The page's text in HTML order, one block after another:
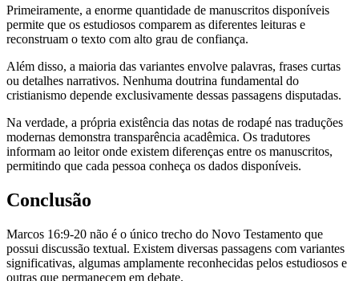
Primeiramente, a enorme quantidade de manuscritos disponíveis
permite que os estudiosos comparem as diferentes leituras e
reconstruam o texto com alto grau de confiança.
Além disso, a maioria das variantes envolve palavras, frases curtas
ou detalhes narrativos. Nenhuma doutrina fundamental do
cristianismo depende exclusivamente dessas passagens disputadas.
Na verdade, a própria existência das notas de rodapé nas traduções
modernas demonstra transparência acadêmica. Os tradutores
informam ao leitor onde existem diferenças entre os manuscritos,
permitindo que cada pessoa conheça os dados disponíveis.
Conclusão
Marcos 16:9-20 não é o único trecho do Novo Testamento que
possui discussão textual. Existem diversas passagens com variantes
significativas, algumas amplamente reconhecidas pelos estudiosos e
outras que permanecem em debate.